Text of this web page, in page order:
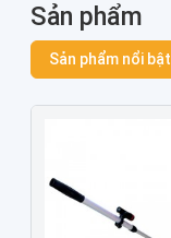
Sản phẩm
Sản phẩm nổi bật